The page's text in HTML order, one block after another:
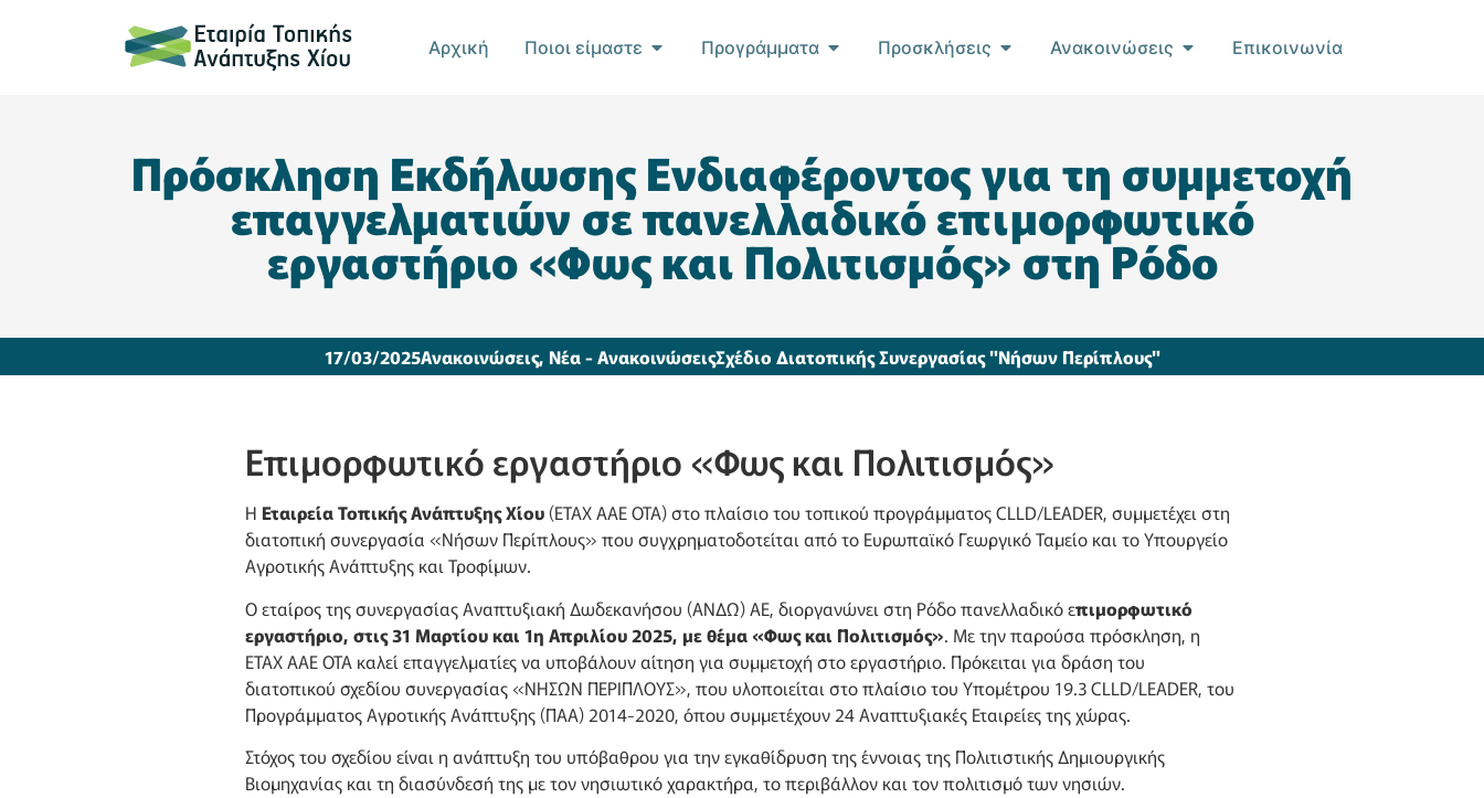
Αρχική Ποιοι είμαστε Προγράμματα Προσκλήσεις Ανακοινώσεις Επικοινωνία
Πρόσκληση Εκδήλωσης Ενδιαφέροντος για τη συμμετοχή
επαγγελματιών σε πανελλαδικό επιμορφωτικό
εργαστήριο «Φως και Πολιτισμός» στη Ρόδο
17/03/2025Ανακοινώσεις, Νέα - ΑνακοινώσειςΣχέδιο Διατοπικής Συνεργασίας "Νήσων Περίπλους"
Eπιμορφωτικό εργαστήριο «Φως και Πολιτισμός»
Η Εταιρεία Τοπικής Ανάπτυξης Χίου (ΕΤΑΧ ΑΑΕ ΟΤΑ) στο πλαίσιο του τοπικού προγράμματος CLLD/LEADER, συμμετέχει στη
διατοπική συνεργασία «Νήσων Περίπλους» που συγχρηματοδοτείται από το Ευρωπαϊκό Γεωργικό Ταμείο και το Υπουργείο
Αγροτικής Ανάπτυξης και Τροφίμων.
Ο εταίρος της συνεργασίας Αναπτυξιακή Δωδεκανήσου (ΑΝΔΩ) ΑΕ, διοργανώνει στη Ρόδο πανελλαδικό επιμορφωτικό
εργαστήριο, στις 31 Μαρτίου και 1η Απριλίου 2025, με θέμα «Φως και Πολιτισμός». Με την παρούσα πρόσκληση, η
ETAX AAE OTA καλεί επαγγελματίες να υποβάλουν αίτηση για συμμετοχή στο εργαστήριο. Πρόκειται για δράση του
διατοπικού σχεδίου συνεργασίας «ΝΗΣΩΝ ΠΕΡΙΠΛΟΥΣ», που υλοποιείται στο πλαίσιο του Υπομέτρου 19.3 CLLD/LEADER, του
Προγράμματος Αγροτικής Ανάπτυξης (ΠΑΑ) 2014-2020, όπου συμμετέχουν 24 Αναπτυξιακές Εταιρείες της χώρας.
Στόχος του σχεδίου είναι η ανάπτυξη του υπόβαθρου για την εγκαθίδρυση της έννοιας της Πολιτιστικής Δημιουργικής
Βιομηχανίας και τη διασύνδεσή της με τον νησιωτικό χαρακτήρα, το περιβάλλον και τον πολιτισμό των νησιών.